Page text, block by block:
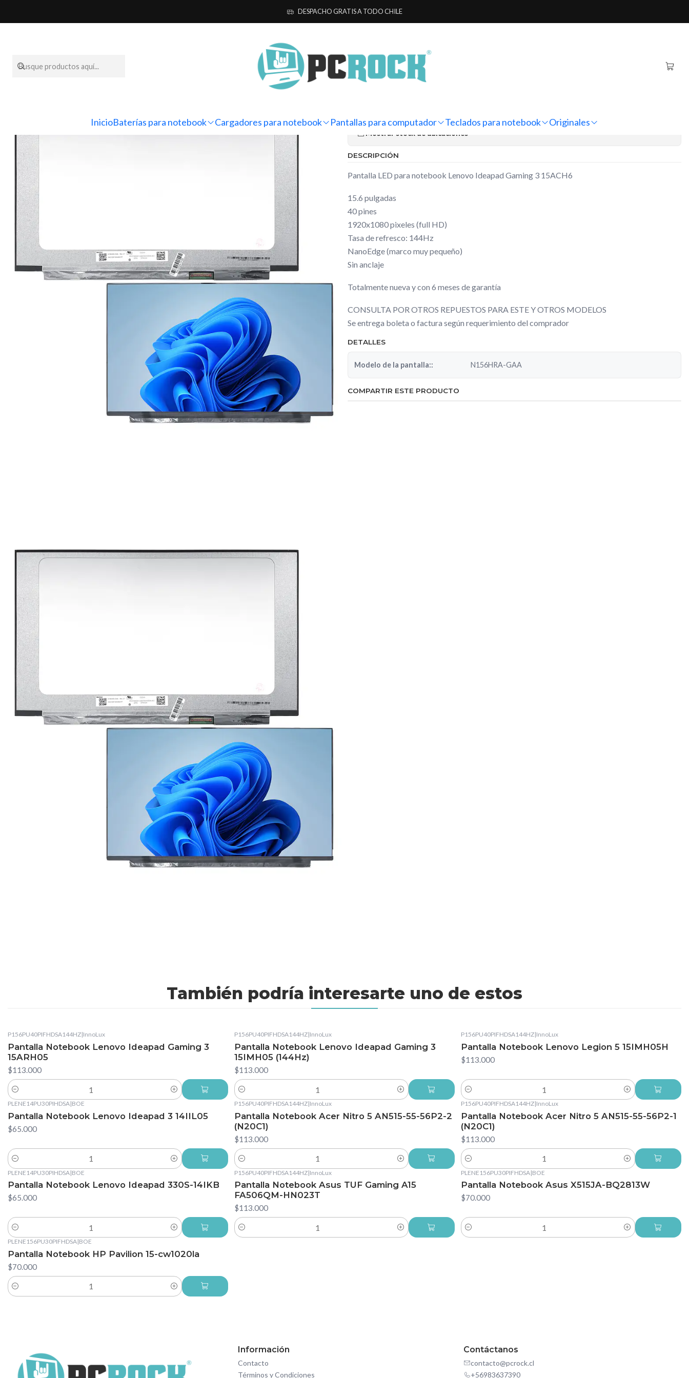
InicioBaterías para notebook Cargadores para notebook Pantallas para computador Teclados para notebook Originales
DESPACHO GRATIS A TODO CHILE
Notebook Lenovo Pantalla Notebook Lenovo Ideapad Gaming 3 15ACH6
Pantalla Notebook Lenovo Ideapad
Gaming 3 15ACH6
Mostrar stock de ubicaciones
DESCRIPCIÓN
Pantalla LED para notebook Lenovo Ideapad Gaming 3 15ACH6
15.6 pulgadas
40 pines
1920x1080 pixeles (full HD)
Tasa de refresco: 144Hz
NanoEdge (marco muy pequeño)
Sin anclaje
Totalmente nueva y con 6 meses de garantía
CONSULTA POR OTROS REPUESTOS PARA ESTE Y OTROS MODELOS
Se entrega boleta o factura según requerimiento del comprador
DETALLES
Modelo de la pantalla:: N156HRA-GAA
COMPARTIR ESTE PRODUCTO
También podría interesarte uno de estos
P156PU40PIFHDSA144HZ|InnoLux
Pantalla Notebook Lenovo Ideapad Gaming 3
15ARH05
$113.000
Cantidad
P156PU40PIFHDSA144HZ|InnoLux
Pantalla Notebook Lenovo Ideapad Gaming 3
15IMH05 (144Hz)
$113.000
Cantidad
P156PU40PIFHDSA144HZ|InnoLux
Pantalla Notebook Lenovo Legion 5 15IMH05H
$113.000
Cantidad
PLENE14PU30PIHDSA|BOE
Pantalla Notebook Lenovo Ideapad 3 14IIL05
$65.000
Cantidad
P156PU40PIFHDSA144HZ|InnoLux
Pantalla Notebook Acer Nitro 5 AN515-55-56P2-2
(N20C1)
$113.000
Cantidad
P156PU40PIFHDSA144HZ|InnoLux
Pantalla Notebook Acer Nitro 5 AN515-55-56P2-1
(N20C1)
$113.000
Cantidad
PLENE14PU30PIHDSA|BOE
Pantalla Notebook Lenovo Ideapad 330S-14IKB
$65.000
Cantidad
P156PU40PIFHDSA144HZ|InnoLux
Pantalla Notebook Asus TUF Gaming A15
FA506QM-HN023T
$113.000
Cantidad
PLENE156PU30PIFHDSA|BOE
Pantalla Notebook Asus X515JA-BQ2813W
$70.000
Cantidad
PLENE156PU30PIFHDSA|BOE
Pantalla Notebook HP Pavilion 15-cw1020la
$70.000
Cantidad
Información
Contacto
Términos y Condiciones
Contáctanos
contacto@pcrock.cl
+56983637390